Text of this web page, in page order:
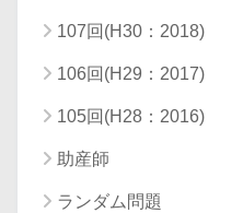
107回(H30：2018)
106回(H29：2017)
105回(H28：2016)
助産師
ランダム問題